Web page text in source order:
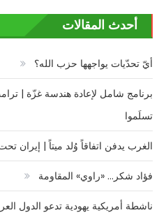
مغلقة
أحدث المقالات
أيّ تحدّيات يواجهها حزب الله؟
برنامج شامل لإعادة هندسة غزّة |
تسلَموا
الغرب يدفن اتفاقاً وُلد ميتاً | إيران
فؤاد شكر… «راوي» المقاومة
ناشطة أمريكية يهودية تدعو الدول